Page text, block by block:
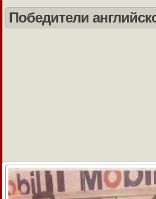
Победители